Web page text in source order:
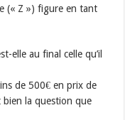
(« Z ») figure en tant
elle au final celle qu’il
de 500€ en prix de
bien la question que